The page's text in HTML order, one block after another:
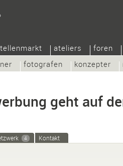
fotografen konzepter
ateliers foren
geht auf
4 Kontakt